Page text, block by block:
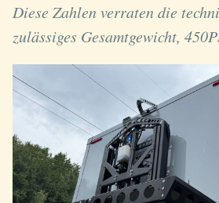
Diese Zahlen verraten die
zulässiges Gesamtgewicht,